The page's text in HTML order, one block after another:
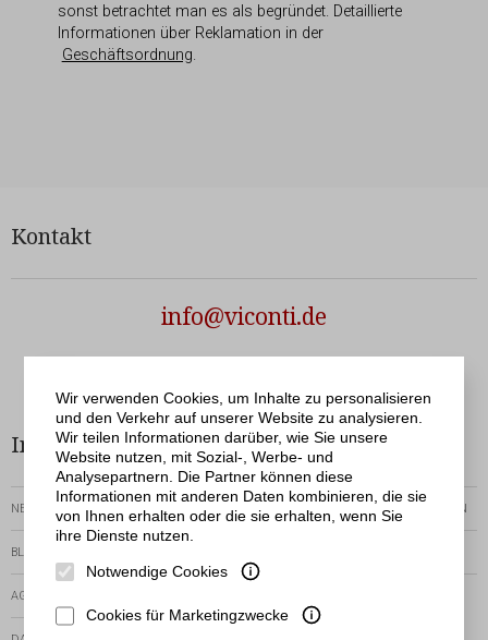
sonst betrachtet man es als begründet. Detaillierte
Informationen über Reklamation in der
Geschäftsordnung.
Kontakt
info@viconti.de
Informationen
NEWSLETTER
BLOG
AGB
Bestellservice
RÜCKGABEN-UND-REKLAMATIONEN
ZAHLUNGSMETHODEN
Wir verwenden Cookies, um Inhalte zu personalisieren
und den Verkehr auf unserer Website zu analysieren.
Wir teilen Informationen darüber, wie Sie unsere
Website nutzen, mit Sozial-, Werbe- und
Analysepartnern. Die Partner können diese
Informationen mit anderen Daten kombinieren, die sie
von Ihnen erhalten oder die sie erhalten, wenn Sie
ihre Dienste nutzen.
Notwendige Cookies
Cookies für Marketingzwecke